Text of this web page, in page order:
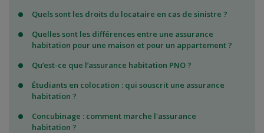
Quels sont les droits du locataire en cas de sinistre ?
Quelles sont les différences entre une assurance
habitation pour une maison et pour un appartement ?
Qu’est-ce que l’assurance habitation PNO ?
Étudiants en colocation : qui souscrit une assurance
habitation ?
Concubinage : comment marche l'assurance
habitation ?